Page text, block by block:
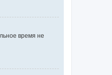
время не